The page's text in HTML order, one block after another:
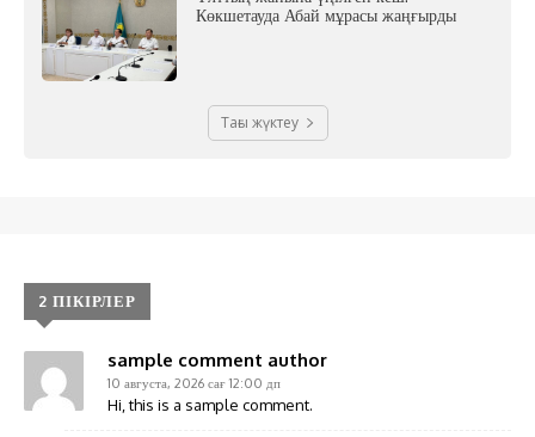
Көкшетауда Абай мұрасы жаңғырды
Тағы жүктеу
2 ПІКІРЛЕР
sample comment author
10 августа, 2026 сағ 12:00 дп
Hi, this is a sample comment.